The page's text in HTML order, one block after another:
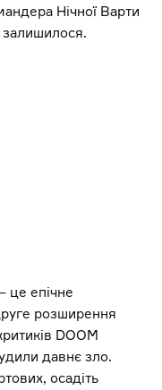
Нічної Варти
залишилося.
це епічне
розширення
DOOM
давнє зло.
осадіть